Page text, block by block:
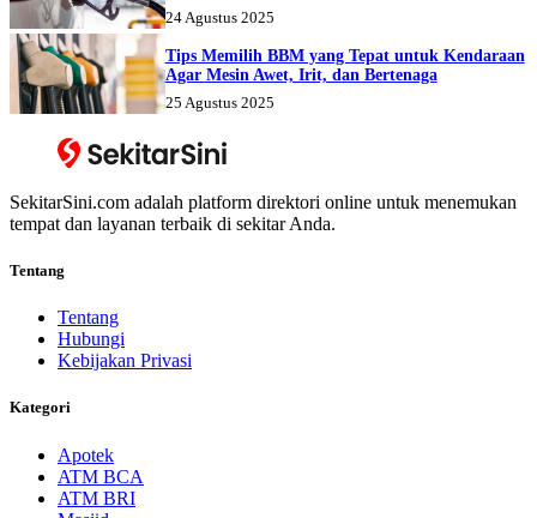
24 Agustus 2025
Tips Memilih BBM yang Tepat untuk Kendaraan
Agar Mesin Awet, Irit, dan Bertenaga
25 Agustus 2025
SekitarSini.com adalah platform direktori online untuk menemukan
tempat dan layanan terbaik di sekitar Anda.
Tentang
Tentang
Hubungi
Kebijakan Privasi
Kategori
Apotek
ATM BCA
ATM BRI